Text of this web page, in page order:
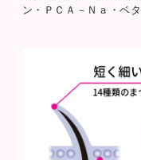
ン・ＰＣＡ－Ｎａ・ベ